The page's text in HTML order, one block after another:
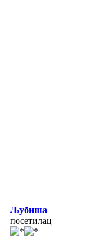
Љубиша
посетилац